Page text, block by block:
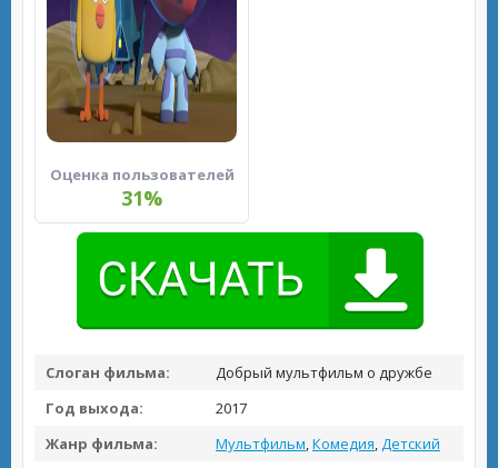
Оценка пользователей
31%
Слоган фильма:
Добрый мультфильм о дружбе
Год выхода:
2017
Жанр фильма:
Мультфильм,Комедия,Детский